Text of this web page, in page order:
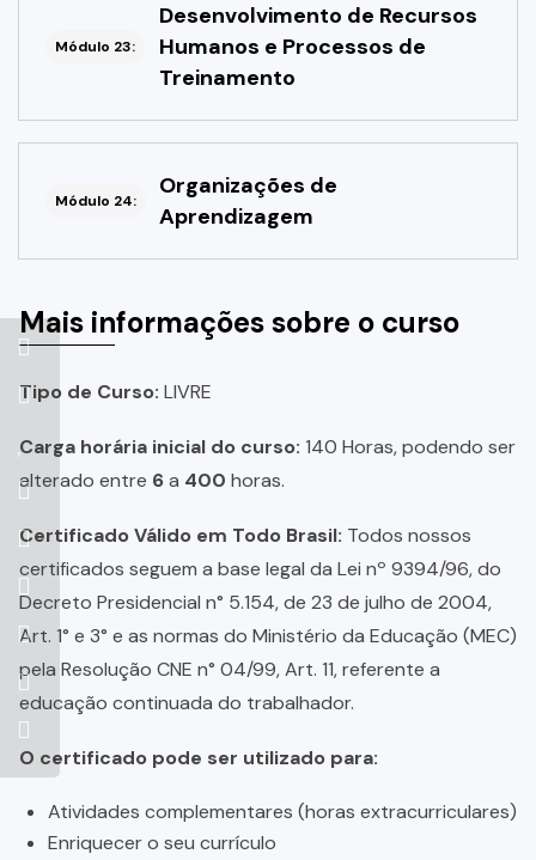
Módulo 23:
Desenvolvimento de Recursos
Humanos e Processos de
Treinamento
Módulo 24:
Organizações de
Aprendizagem
Mais informações sobre o curso
Tipo de Curso: LIVRE
Carga horária inicial do curso: 140 Horas, podendo ser
alterado entre 6a 400 horas.
Certificado Válido em Todo Brasil: Todos nossos
certificados seguem a base legal da Lei nº 9394/96, do
Decreto Presidencial n° 5.154, de 23 de julho de 2004,
Art. 1° e 3° e as normas do Ministério da Educação (MEC)
pela Resolução CNE n° 04/99, Art. 11, referente a
educação continuada do trabalhador.
O certificado pode ser utilizado para:
Atividades complementares (horas extracurriculares)
Enriquecer o seu currículo